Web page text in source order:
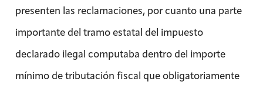
presenten las reclamaciones, por cuanto una parte
importante del tramo estatal del impuesto
declarado ilegal computaba dentro del importe
mínimo de tributación fiscal que obligatoriamente